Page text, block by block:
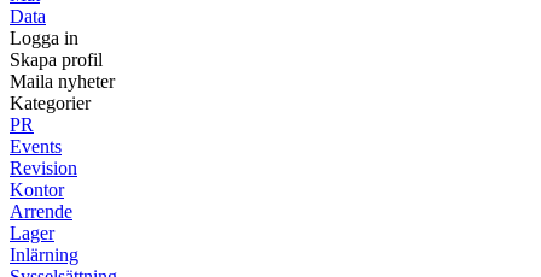
Data
Logga in
Skapa profil
Maila nyheter
Kategorier
PR
Events
Revision
Kontor
Arrende
Lager
Inlärning